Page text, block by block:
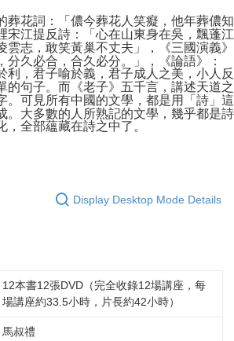
葬花詞：「儂今葬花人笑癡，他年葬儂知
宋江提反詩：「心在山東身在吳，飄蓬江
雲志，敢笑黃巢不丈夫」，《三國演義》
分久必合，合久必分。」，《論語》：
利，君子喻於義，君子成人之美，小人反
的句子。而《老子》五千言，講述天道之
。可見所有中國的文學，都是用「詩」這
。大多數的人所熟記的文學，幾乎都是詩
，全部蘊藏在詩之中了。
Display Desktop Mode Details
12本書12張DVD（完全收錄12場講座，每
場講座約33.5小時，片長約42小時）
馬叔禮